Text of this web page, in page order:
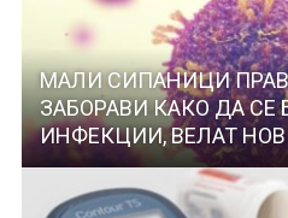
МАЛИ СИПАНИЦИ
ЗАБОРАВИ КАКО ДА СЕ
ИНФЕКЦИИ, ВЕЛАТ